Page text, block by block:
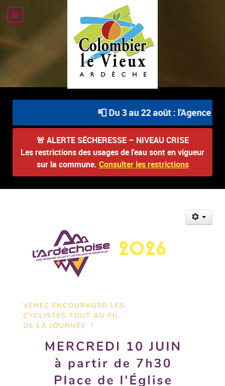
📮 Du 3 au 22 août : l'Agence
🚨 ALERTE SÉCHERESSE – NIVEAU CRISE
Les restrictions des usages de l'eau sont en vigueur
sur la commune. Consulter les restrictions